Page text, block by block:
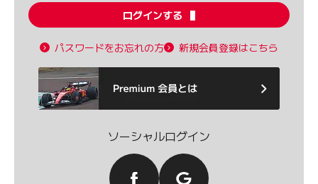
ログインする
パスワードをお忘れの方 新規会員登録はこちら
ソーシャルログイン